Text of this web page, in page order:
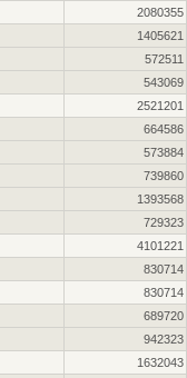
2080355
1405621
572511
543069
2521201
664586
573884
739860
1393568
729323
4101221
830714
830714
689720
942323
1632043